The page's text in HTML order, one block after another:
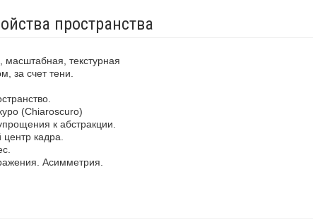
пространства
масштабная, текстурная
за счет тени.
(Chiaroscuro)
к абстракции.
кадра.
Асимметрия.